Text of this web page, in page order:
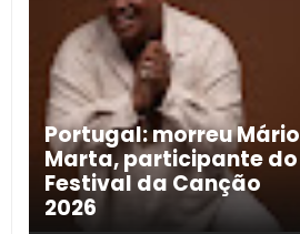
Portugal: morreu Mário
Marta, participante do
Festival da Canção
2026